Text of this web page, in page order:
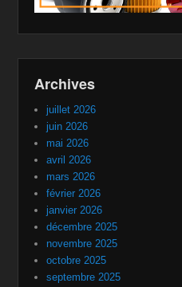
Archives
juillet 2026
juin 2026
mai 2026
avril 2026
mars 2026
février 2026
janvier 2026
décembre 2025
novembre 2025
octobre 2025
septembre 2025